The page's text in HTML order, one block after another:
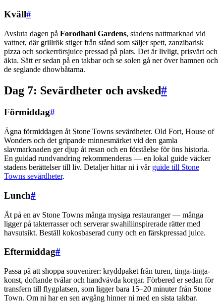
Kväll#
Avsluta dagen på Forodhani Gardens, stadens nattmarknad vid
vattnet, där grillrök stiger från stånd som säljer spett, zanzibarisk
pizza och sockerrörsjuice pressad på plats. Det är livligt, prisvärt och
äkta. Sätt er sedan på en takbar och se solen gå ner över hamnen och
de seglande dhowbåtarna.
Dag 7: Sevärdheter och avsked#
Förmiddag#
Ägna förmiddagen åt Stone Towns sevärdheter. Old Fort, House of
Wonders och det gripande minnesmärket vid den gamla
slavmarknaden ger djup åt resan och en förståelse för öns historia.
En guidad rundvandring rekommenderas — en lokal guide väcker
stadens berättelser till liv. Detaljer hittar ni i vår guide till Stone
Towns sevärdheter.
Lunch#
Ät på en av Stone Towns många mysiga restauranger — många
ligger på takterrasser och serverar swahiliinspirerade rätter med
havsutsikt. Beställ kokosbaserad curry och en färskpressad juice.
Eftermiddag#
Passa på att shoppa souvenirer: kryddpaket från turen, tinga-tinga-
konst, doftande tvålar och handvävda korgar. Förbered er sedan för
transfern till flygplatsen, som ligger bara 15–20 minuter från Stone
Town. Om ni har en sen avgång hinner ni med en sista takbar.